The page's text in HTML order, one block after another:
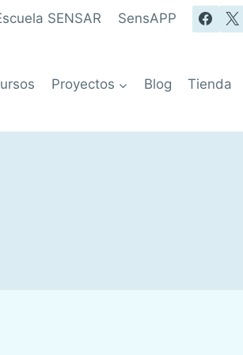
SENSAR SensAPP
Proyectos Blog Tienda